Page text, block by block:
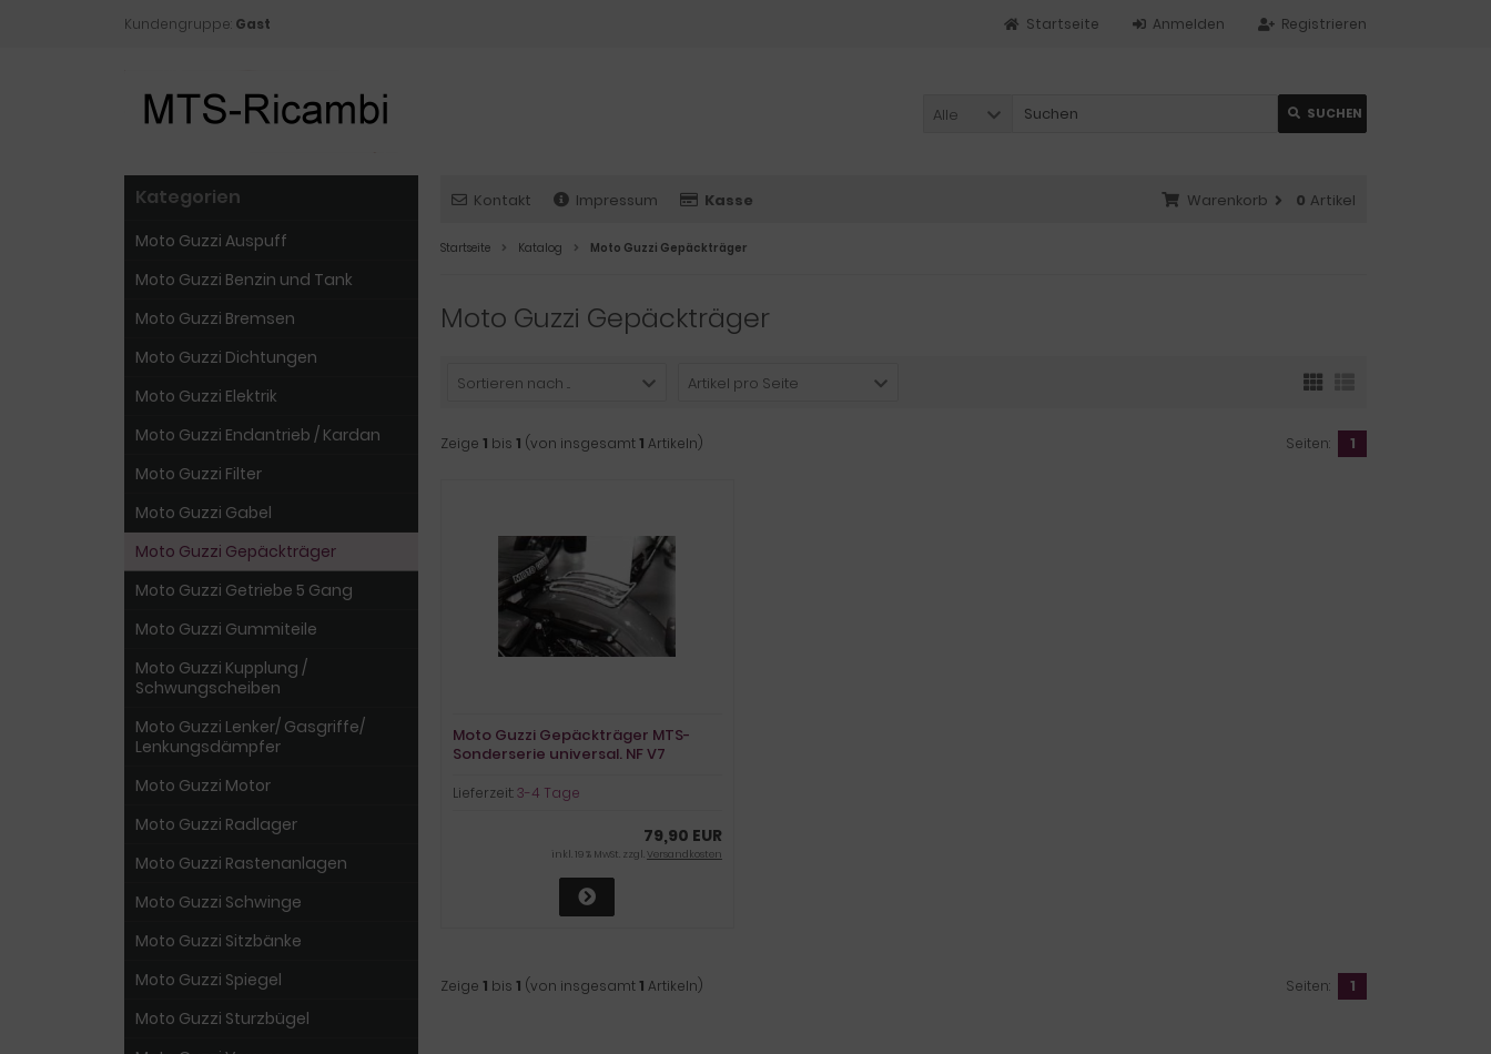
Kundengruppe: Gast Registrieren
Anmelden
Startseite
Alle SUCHEN
Kontakt Impressum Kasse Warenkorb 0 Artikel
Startseite Katalog Moto Guzzi Gepäckträger
Moto Guzzi Gepäckträger
Sortieren nach ... Artikel pro Seite
Zeige 1 bis 1 (von insgesamt1 Artikeln) Seiten: 1
Moto Guzzi Gepäckträger MTS-
Sonderserie universal. NF V7
Lieferzeit:3-4 Tage
79,90 EUR
inkl. 19 % MwSt. zzgl.Versandkosten
Zeige 1 bis 1 (von insgesamt1 Artikeln) Seiten: 1
Kategorien
Moto Guzzi Auspuff
Moto Guzzi Benzin und Tank
Moto Guzzi Bremsen
Moto Guzzi Dichtungen
Moto Guzzi Elektrik
Moto Guzzi Endantrieb / Kardan
Moto Guzzi Filter
Moto Guzzi Gabel
Moto Guzzi Gepäckträger
Moto Guzzi Getriebe 5 Gang
Moto Guzzi Gummiteile
Moto Guzzi Kupplung /
Schwungscheiben
Moto Guzzi Lenker/ Gasgriffe/
Lenkungsdämpfer
Moto Guzzi Motor
Moto Guzzi Radlager
Moto Guzzi Rastenanlagen
Moto Guzzi Schwinge
Moto Guzzi Sitzbänke
Moto Guzzi Spiegel
Moto Guzzi Sturzbügel